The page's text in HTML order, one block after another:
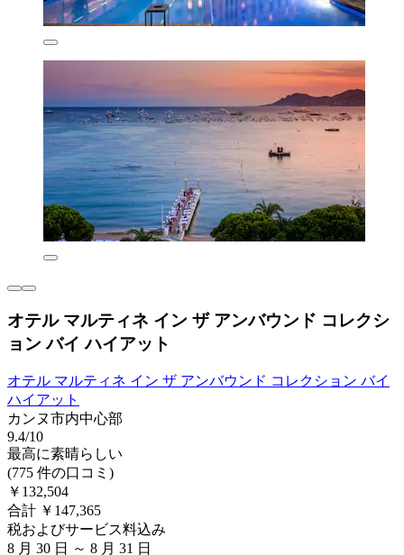
オテル マルティネ イン ザ アンバウンド コレクシ
ョン バイ ハイアット
オテル マルティネ イン ザ アンバウンド コレクション バイ
ハイアット
カンヌ市内中心部
9.4/10
最高に素晴らしい
(775 件の口コミ)
￥132,504
合計 ￥147,365
税およびサービス料込み
8 月 30 日 ～ 8 月 31 日